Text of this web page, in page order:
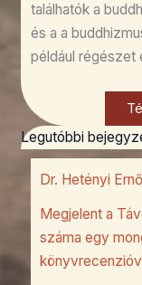
találhatók a
és a a
például régészet
Legutóbbi
Dr. Hetényi
Megjelent a
száma egy